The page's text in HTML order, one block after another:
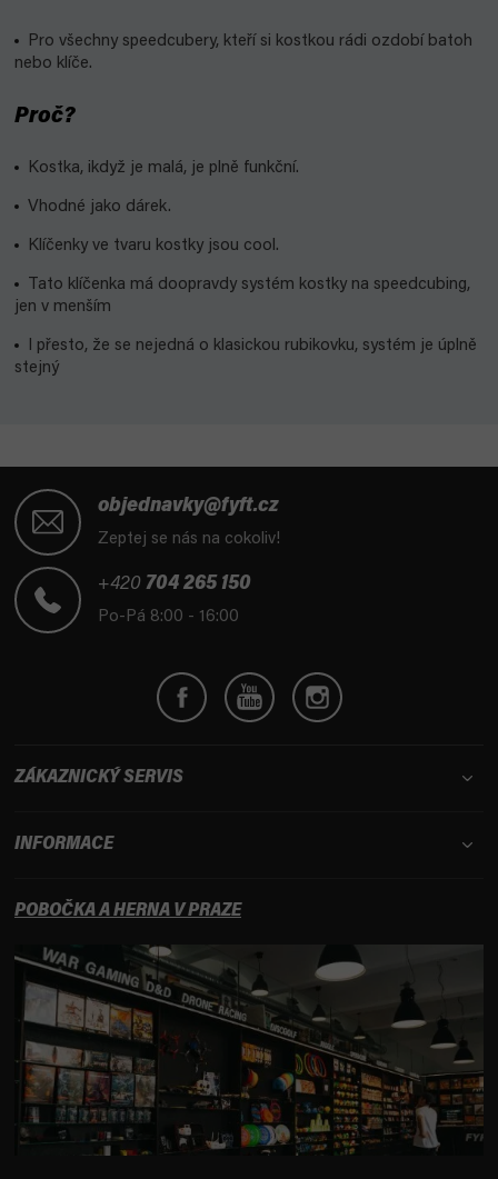
Pro všechny speedcubery, kteří si kostkou rádi ozdobí batoh
nebo klíče.
Proč?
Kostka, ikdyž je malá, je plně funkční.
Vhodné jako dárek.
Klíčenky ve tvaru kostky jsou cool.
Tato klíčenka má doopravdy systém kostky na speedcubing,
jen v menším
I přesto, že se nejedná o klasickou rubikovku, systém je úplně
stejný
objednavky@fyft.cz
Zeptej se nás na cokoliv!
+420 704 265 150
Po-Pá 8:00 - 16:00
ZÁKAZNICKÝ SERVIS
INFORMACE
POBOČKA A HERNA V PRAZE